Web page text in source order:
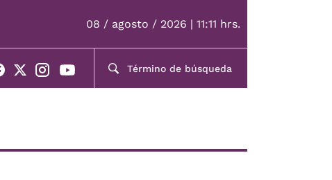
08 / agosto / 2026 | 11:11 hrs.